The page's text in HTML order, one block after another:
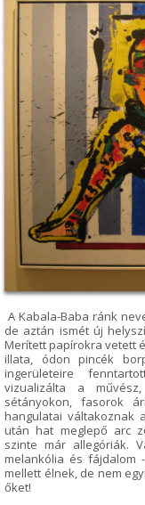
A Kabala-Baba ránk
de aztán ismét új
Merített papírokra vetett
illata, ódon pincék
ingerületeire
vizualizálta a
sétányokon, fasorok
hangulatai váltakoznak
után hat meglepő arc
szinte már allegóriák.
melankólia és fájdalom
mellett élnek, de nem
őket!